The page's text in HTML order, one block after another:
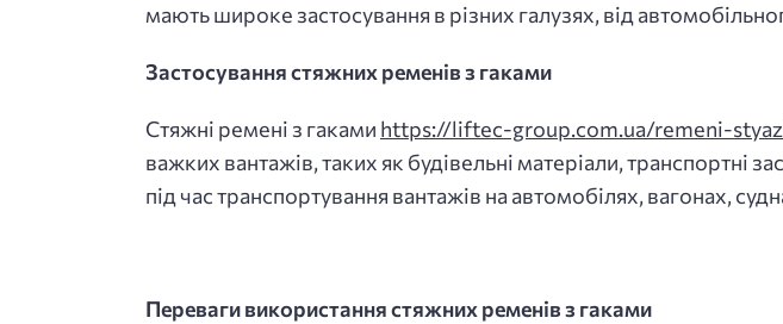
мають широке застосування в різних галузях, від
Застосування стяжних ременів з гаками
Стяжні ремені з гаками https://liftec-group.com.ua/remeni-
важких вантажів, таких як будівельні матеріали,
під час транспортування вантажів на автомобілях, вагонах,
Переваги використання стяжних ременів з гаками